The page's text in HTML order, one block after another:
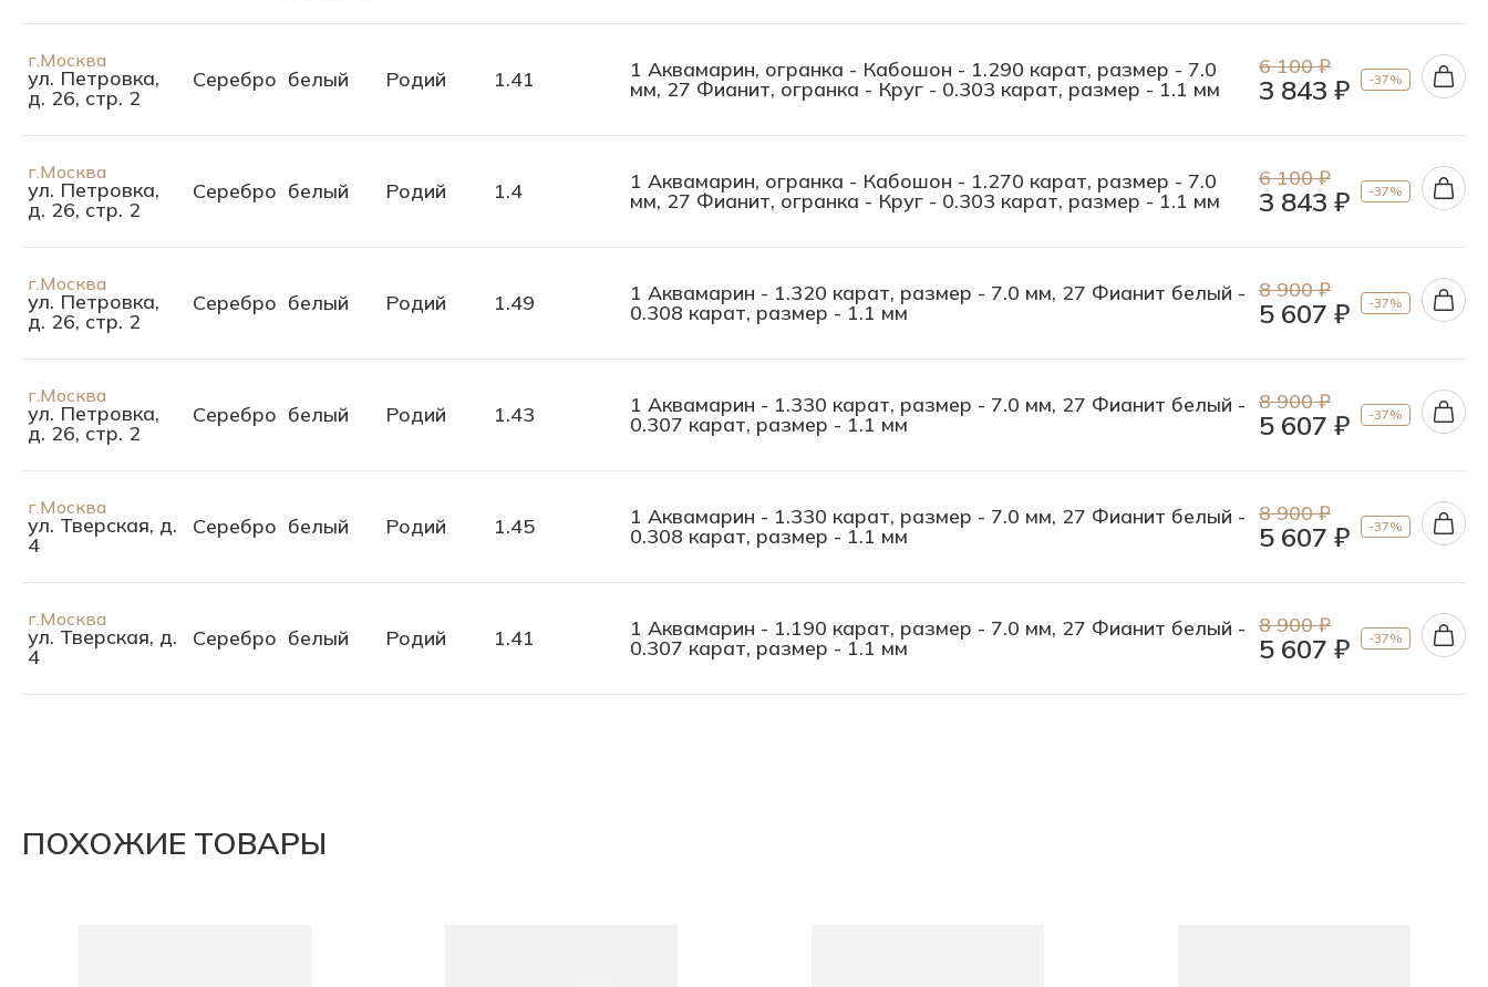
г.Москва
ул. Петровка,
д. 26, стр. 2
Серебро белый Родий 1.41 1 Аквамарин, огранка - Кабошон - 1.290 карат, размер - 7.0
мм, 27 Фианит, огранка - Круг - 0.303 карат, размер - 1.1 мм
6 100 ₽
3 843 ₽ -37%
г.Москва
ул. Петровка,
д. 26, стр. 2
Серебро белый Родий 1.4 1 Аквамарин, огранка - Кабошон - 1.270 карат, размер - 7.0
мм, 27 Фианит, огранка - Круг - 0.303 карат, размер - 1.1 мм
6 100 ₽
3 843 ₽ -37%
г.Москва
ул. Петровка,
д. 26, стр. 2
Серебро белый Родий 1.49 1 Аквамарин - 1.320 карат, размер - 7.0 мм, 27 Фианит белый -
0.308 карат, размер - 1.1 мм
8 900 ₽
5 607 ₽ -37%
г.Москва
ул. Петровка,
д. 26, стр. 2
Серебро белый Родий 1.43 1 Аквамарин - 1.330 карат, размер - 7.0 мм, 27 Фианит белый -
0.307 карат, размер - 1.1 мм
8 900 ₽
5 607 ₽ -37%
г.Москва
ул. Тверская, д.
4
Серебро белый Родий 1.45 1 Аквамарин - 1.330 карат, размер - 7.0 мм, 27 Фианит белый -
0.308 карат, размер - 1.1 мм
8 900 ₽
5 607 ₽ -37%
г.Москва
ул. Тверская, д.
4
Серебро белый Родий 1.41 1 Аквамарин - 1.190 карат, размер - 7.0 мм, 27 Фианит белый -
0.307 карат, размер - 1.1 мм
8 900 ₽
5 607 ₽ -37%
ПОХОЖИЕ ТОВАРЫ